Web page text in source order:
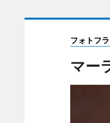
フォトフ
マー